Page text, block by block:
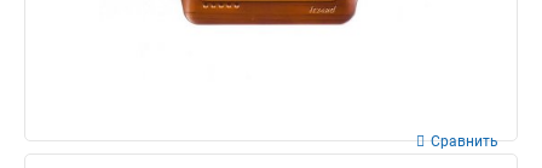
Сравнить